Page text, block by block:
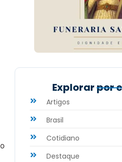
Explorar por
Artigos
Brasil
Cotidiano
Destaque